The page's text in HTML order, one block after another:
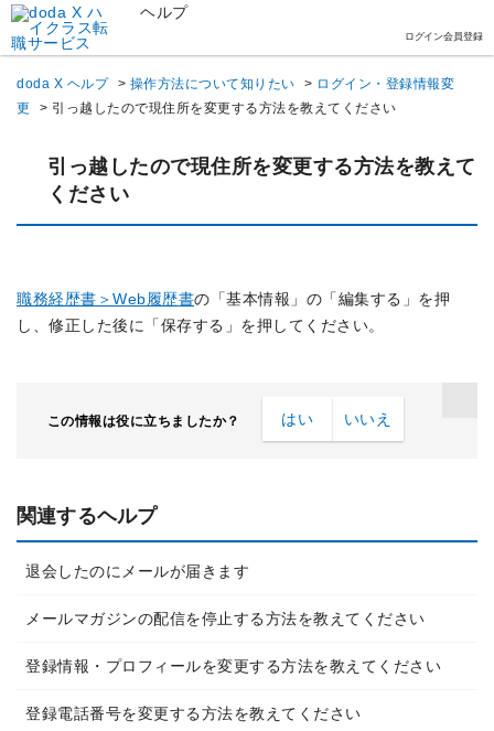
ヘルプ
ログイン会員登録
doda X ヘルプ > 操作方法について知りたい > ログイン・登録情報変
更
> 引っ越したので現住所を変更する方法を教えてください
引っ越したので現住所を変更する方法を教えて
ください
職務経歴書＞Web履歴書の「基本情報」の「編集する」を押
し、修正した後に「保存する」を押してください。
この情報は役に立ちましたか？ はい いいえ
関連するヘルプ
退会したのにメールが届きます
メールマガジンの配信を停止する方法を教えてください
登録情報・プロフィールを変更する方法を教えてください
登録電話番号を変更する方法を教えてください